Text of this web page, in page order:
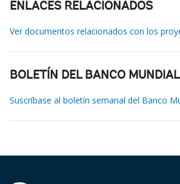
ENLACES RELACIONADOS
Ver documentos relacionados con los
BOLETÍN DEL BANCO MUNDIAL
Suscríbase al boletín semanal del Banco